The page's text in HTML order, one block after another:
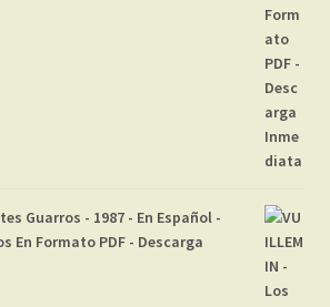
Guarros - 1987 - En Español -
En Formato PDF - Descarga